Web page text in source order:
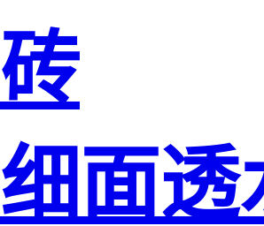
砖
细面透